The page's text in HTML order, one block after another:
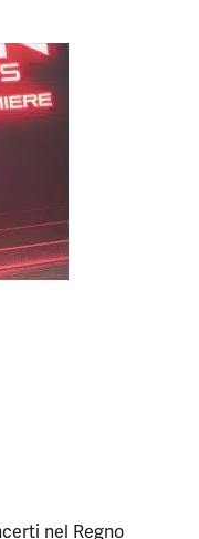
nel Regno